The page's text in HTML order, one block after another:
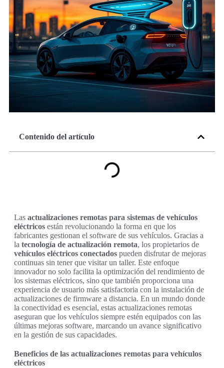
Contenido del artículo
Las actualizaciones remotas para sistemas de vehículos
eléctricos están revolucionando la forma en que los
fabricantes gestionan el software de sus vehículos. Gracias a
la tecnología de actualización remota, los propietarios de
vehículos eléctricos conectados pueden disfrutar de mejoras
continuas sin tener que visitar un taller. Este enfoque
innovador no solo facilita la optimización del rendimiento de
los sistemas eléctricos, sino que también proporciona una
experiencia de usuario más satisfactoria con la instalación de
actualizaciones de firmware a distancia. En un mundo donde
la conectividad es esencial, estas actualizaciones remotas
aseguran que los vehículos siempre estén equipados con las
últimas mejoras software, marcando un avance significativo
en la gestión de sus capacidades.
Beneficios de las actualizaciones remotas para vehículos
eléctricos